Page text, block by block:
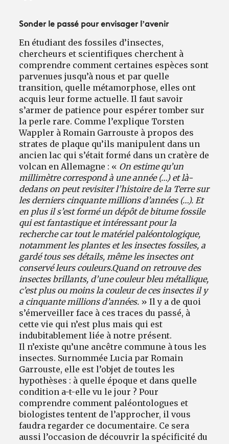
Sonder le passé pour envisager l’avenir
En étudiant des fossiles d’insectes,
chercheurs et scientifiques cherchent à
comprendre comment certaines espèces sont
parvenues jusqu’à nous et par quelle
transition, quelle métamorphose, elles ont
acquis leur forme actuelle. Il faut savoir
s’armer de patience pour espérer tomber sur
la perle rare. Comme l’explique Torsten
Wappler à Romain Garrouste à propos des
strates de plaque qu’ils manipulent dans un
ancien lac qui s’était formé dans un cratère de
volcan en Allemagne : « On estime qu’un
millimètre correspond à une année (…) et là-
dedans on peut revisiter l’histoire de la Terre sur
les derniers cinquante millions d’années (…). Et
en plus il s’est formé un dépôt de bitume fossile
qui est fantastique et intéressant pour la
recherche car tout le matériel paléontologique,
notamment les plantes et les insectes fossiles, a
gardé tous ses détails, même les insectes ont
conservé leurs couleurs.Quand on retrouve des
insectes brillants, d’une couleur bleu métallique,
c’est plus ou moins la couleur de ces insectes il y
a cinquante millions d’années. » Il y a de quoi
s’émerveiller face à ces traces du passé, à
cette vie qui n’est plus mais qui est
indubitablement liée à notre présent.
Il n’existe qu’une ancêtre commune à tous les
insectes. Surnommée Lucia par Romain
Garrouste, elle est l’objet de toutes les
hypothèses : à quelle époque et dans quelle
condition a-t-elle vu le jour ? Pour
comprendre comment paléontologues et
biologistes tentent de l’approcher, il vous
faudra regarder ce documentaire. Ce sera
aussi l’occasion de découvrir la spécificité du